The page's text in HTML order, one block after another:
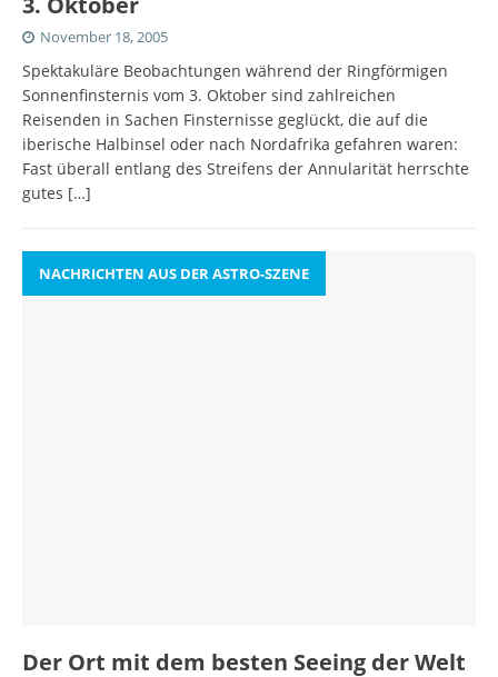
November 18, 2005
Spektakuläre Beobachtungen während der Ringförmigen
Sonnenfinsternis vom 3. Oktober sind zahlreichen
Reisenden in Sachen Finsternisse geglückt, die auf die
iberische Halbinsel oder nach Nordafrika gefahren waren:
Fast überall entlang des Streifens der Annularität herrschte
gutes […]
NACHRICHTEN AUS DER ASTRO-SZENE
Der Ort mit dem besten Seeing der Welt